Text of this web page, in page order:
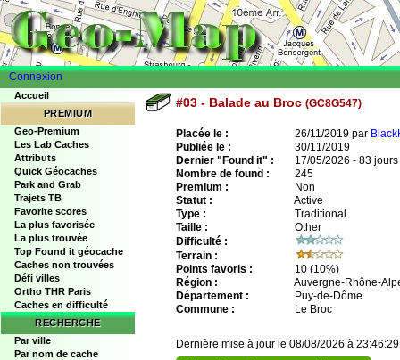
Connexion
Accueil
PREMIUM
Geo-Premium
Les Lab Caches
Attributs
Quick Géocaches
Park and Grab
Trajets TB
Favorite scores
La plus favorisée
La plus trouvée
Top Found it géocache
Caches non trouvées
Défi villes
Ortho THR Paris
Caches en difficulté
RECHERCHE
Par ville
Par nom de cache
#03 - Balade au Broc (GC8G547)
Placée le : 26/11/2019 par
Publiée le :
30/11/2019
Dernier "Found it" :
17/05/2026 - 83 jours
Nombre de found :
245
Premium :
Non
Statut :
Active
Type :
Traditional
Taille :
Other
Difficulté :
Terrain :
Points favoris :
10 (10%)
Région :
Auvergne-Rhône-
Département :
Puy-de-Dôme
Commune :
Le Broc
Dernière mise à jour le 08/08/2026 à 23:46:29